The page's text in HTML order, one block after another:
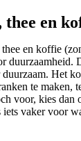
en
en koffie
Het
te maken,
voor, kies dan
iets vaker voor